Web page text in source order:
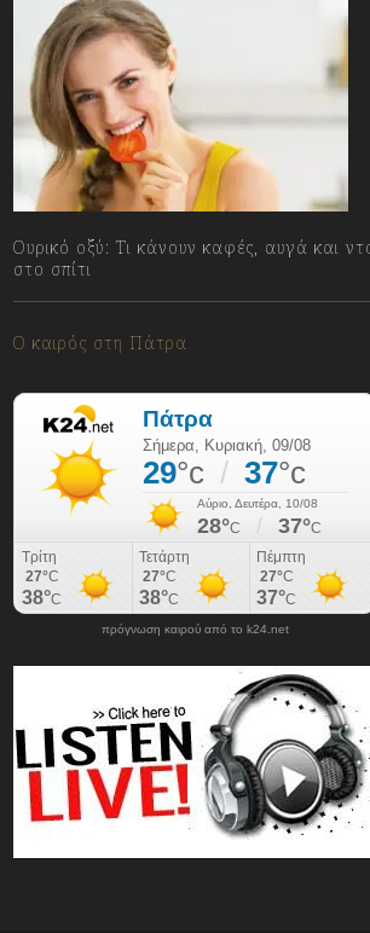
Ουρικό οξύ: Τι κάνουν καφές, αυγά και
στο σπίτι
Ο καιρός στη Πάτρα
πρόγνωση καιρού από το k24.net